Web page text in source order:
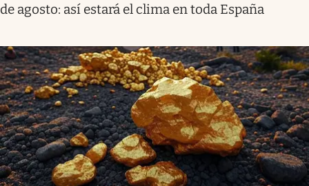
de agosto: así estará el clima en toda España